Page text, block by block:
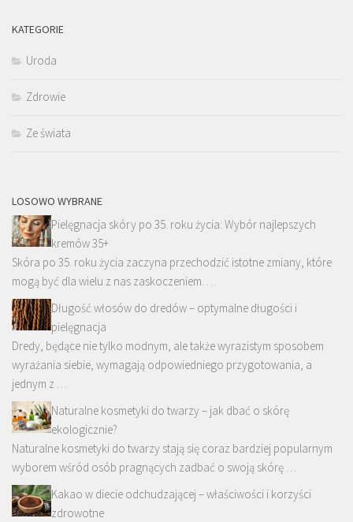
KATEGORIE
Uroda
Zdrowie
Ze świata
LOSOWO WYBRANE
Pielęgnacja skóry po 35. roku życia: Wybór najlepszych
kremów 35+
Skóra po 35. roku życia zaczyna przechodzić istotne zmiany, które
mogą być dla wielu z nas zaskoczeniem. …
Długość włosów do dredów – optymalne długości i
pielęgnacja
Dredy, będące nie tylko modnym, ale także wyrazistym sposobem
wyrażania siebie, wymagają odpowiedniego przygotowania, a
jednym z …
Naturalne kosmetyki do twarzy – jak dbać o skórę
ekologicznie?
Naturalne kosmetyki do twarzy stają się coraz bardziej popularnym
wyborem wśród osób pragnących zadbać o swoją skórę …
Kakao w diecie odchudzającej – właściwości i korzyści
zdrowotne